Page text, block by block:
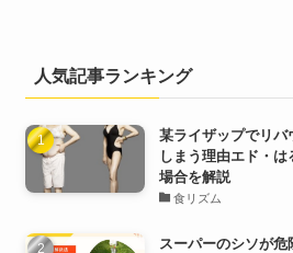
人気記事ランキング
某ライザップでリバ
しまう理由エド・は
場合を解説
食リズム
スーパーのシソが危